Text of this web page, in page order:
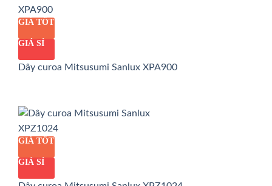
GIÁ TỐT
GIÁ SỈ
Dây curoa Mitsusumi Sanlux XPA900
GIÁ TỐT
GIÁ SỈ